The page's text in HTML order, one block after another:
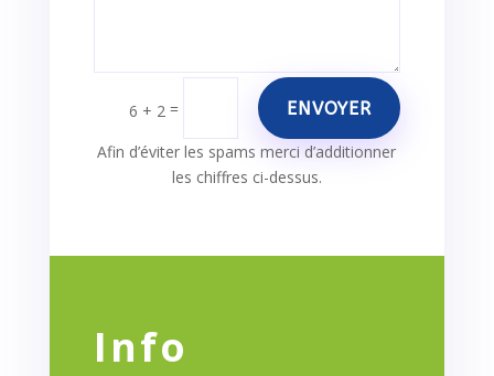
6 + 2 = ENVOYER
Afin d’éviter les spams merci d’additionner
les chiffres ci-dessus.
Info